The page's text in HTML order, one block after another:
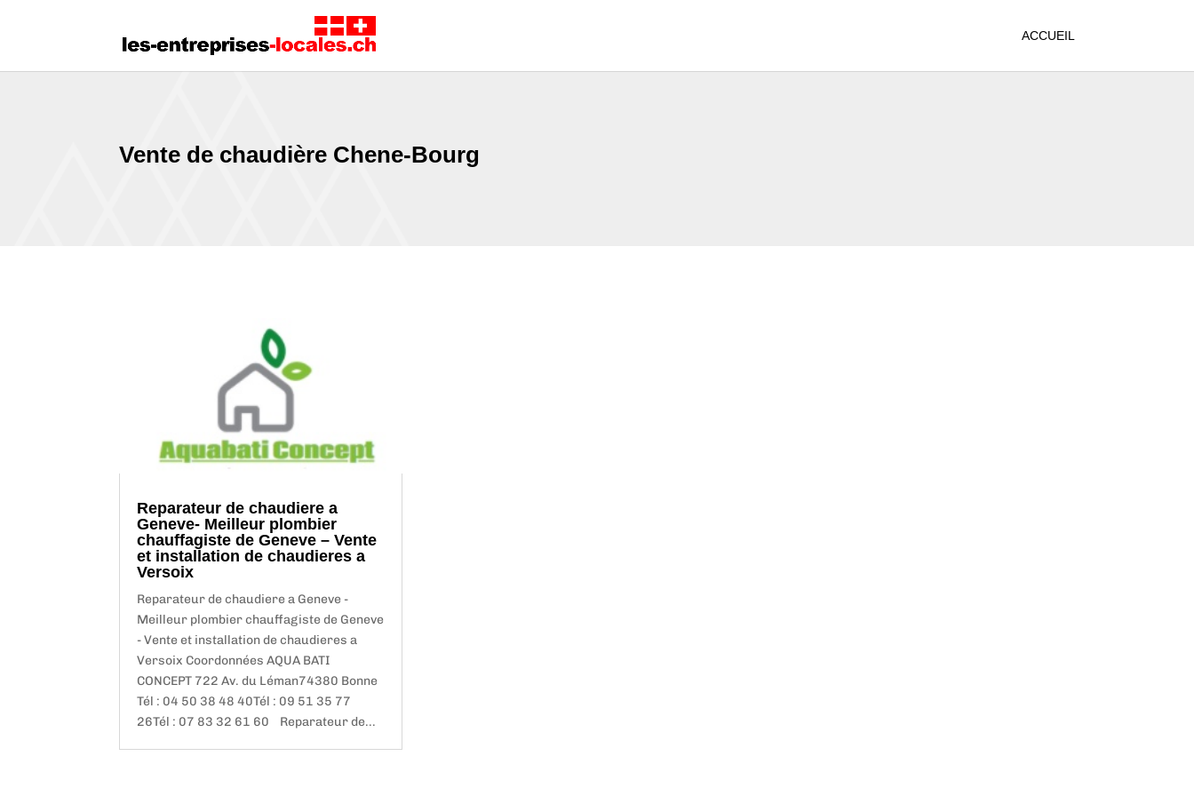
ACCUEIL
Vente de chaudière Chene-Bourg
Reparateur de chaudiere a
Geneve- Meilleur plombier
chauffagiste de Geneve – Vente
et installation de chaudieres a
Versoix
Reparateur de chaudiere a Geneve -
Meilleur plombier chauffagiste de Geneve
- Vente et installation de chaudieres a
Versoix Coordonnées AQUA BATI
CONCEPT 722 Av. du Léman74380 Bonne
Tél : 04 50 38 48 40Tél : 09 51 35 77
26Tél : 07 83 32 61 60 Reparateur de...